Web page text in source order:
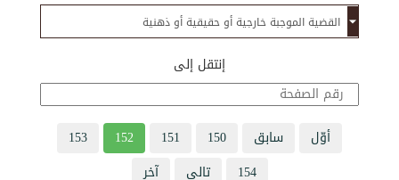
إنتقل إلى
أوّل سابق 150
151
152
153
154
تالي آخر